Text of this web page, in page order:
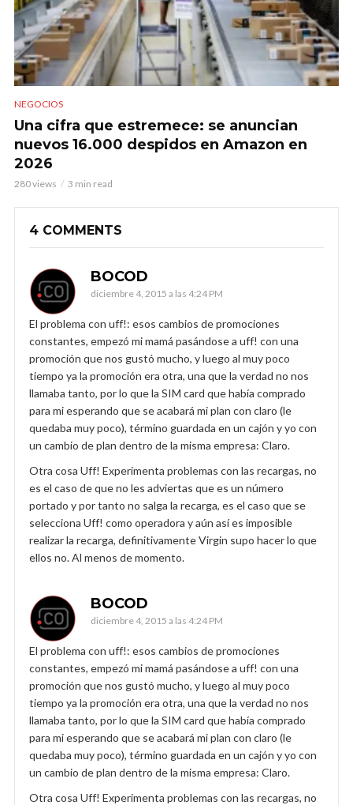
NEGOCIOS
Una cifra que estremece: se anuncian
nuevos 16.000 despidos en Amazon en
2026
280 views 3 min read
4 COMMENTS
BOCOD
diciembre 4, 2015 a las 4:24 PM
El problema con uff!: esos cambios de promociones
constantes, empezó mi mamá pasándose a uff! con una
promoción que nos gustó mucho, y luego al muy poco
tiempo ya la promoción era otra, una que la verdad no nos
llamaba tanto, por lo que la SIM card que había comprado
para mi esperando que se acabará mi plan con claro (le
quedaba muy poco), término guardada en un cajón y yo con
un cambio de plan dentro de la misma empresa: Claro.
Otra cosa Uff! Experimenta problemas con las recargas, no
es el caso de que no les adviertas que es un número
portado y por tanto no salga la recarga, es el caso que se
selecciona Uff! como operadora y aún así es imposible
realizar la recarga, definitivamente Virgin supo hacer lo que
ellos no. Al menos de momento.
BOCOD
diciembre 4, 2015 a las 4:24 PM
El problema con uff!: esos cambios de promociones
constantes, empezó mi mamá pasándose a uff! con una
promoción que nos gustó mucho, y luego al muy poco
tiempo ya la promoción era otra, una que la verdad no nos
llamaba tanto, por lo que la SIM card que había comprado
para mi esperando que se acabará mi plan con claro (le
quedaba muy poco), término guardada en un cajón y yo con
un cambio de plan dentro de la misma empresa: Claro.
Otra cosa Uff! Experimenta problemas con las recargas, no